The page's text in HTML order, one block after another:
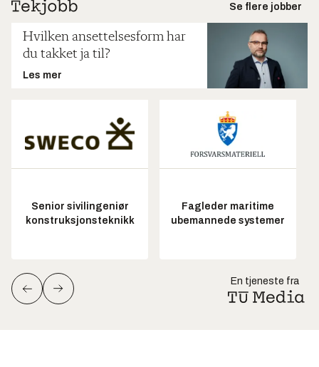
Se flere jobber
Hvilken ansettelsesform har
du takket ja til?
Les mer
Senior sivilingeniør
konstruksjonsteknikk
Fagleder maritime
ubemannede systemer
En tjeneste fra